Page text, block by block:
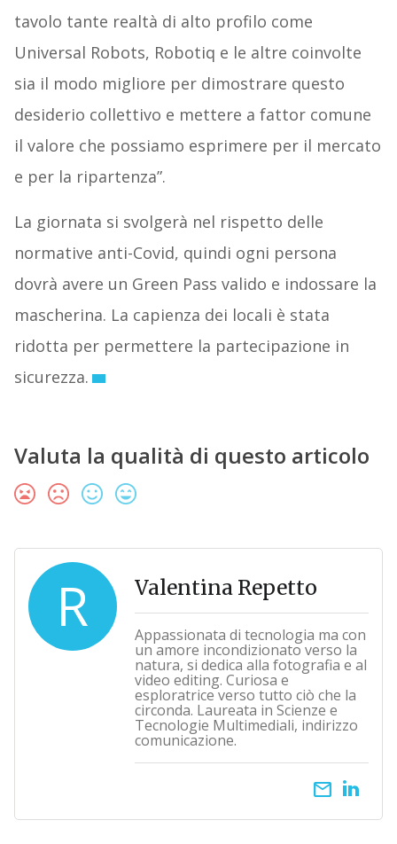
tavolo tante realtà di alto profilo come
Universal Robots, Robotiq e le altre coinvolte
sia il modo migliore per dimostrare questo
desiderio collettivo e mettere a fattor comune
il valore che possiamo esprimere per il mercato
e per la ripartenza”.
La giornata si svolgerà nel rispetto delle
normative anti-Covid, quindi ogni persona
dovrà avere un Green Pass valido e indossare la
mascherina. La capienza dei locali è stata
ridotta per permettere la partecipazione in
sicurezza.
Valuta la qualità di questo articolo
R Valentina Repetto
Appassionata di tecnologia ma con
un amore incondizionato verso la
natura, si dedica alla fotografia e al
video editing. Curiosa e
esploratrice verso tutto ciò che la
circonda. Laureata in Scienze e
Tecnologie Multimediali, indirizzo
comunicazione.
email